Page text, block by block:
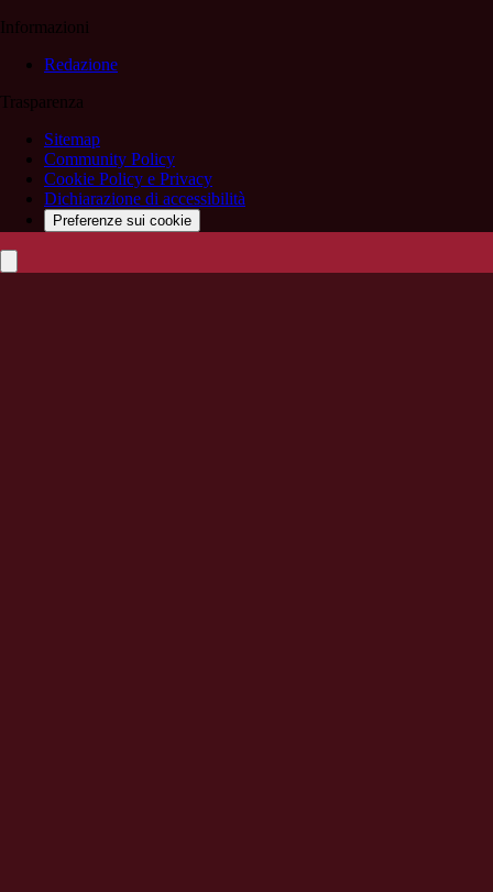
Informazioni
Redazione
Trasparenza
Sitemap
Community Policy
Cookie Policy e Privacy
Dichiarazione di accessibilità
Preferenze sui cookie